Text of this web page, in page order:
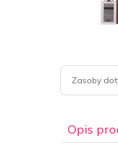
Zasoby
Opis